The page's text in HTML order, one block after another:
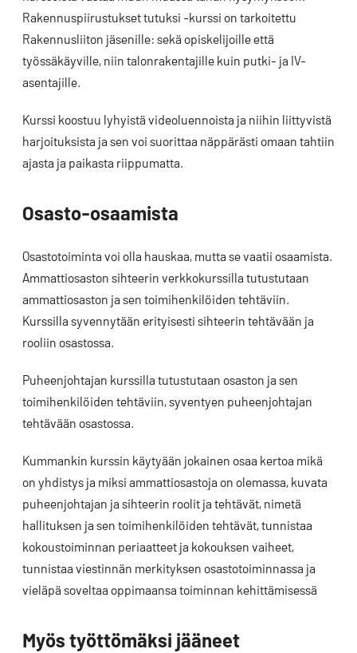
Rakennuspiirustukset tutuksi -kurssi on tarkoitettu
Rakennusliiton jäsenille: sekä opiskelijoille että
työssäkäyville, niin talonrakentajille kuin putki- ja IV-
asentajille.
Kurssi koostuu lyhyistä videoluennoista ja niihin liittyvistä
harjoituksista ja sen voi suorittaa näppärästi omaan tahtiin
ajasta ja paikasta riippumatta.
Osasto-osaamista
Osastotoiminta voi olla hauskaa, mutta se vaatii osaamista.
Ammattiosaston sihteerin verkkokurssilla tutustutaan
ammattiosaston ja sen toimihenkilöiden tehtäviin.
Kurssilla syvennytään erityisesti sihteerin tehtävään ja
rooliin osastossa.
Puheenjohtajan kurssilla tutustutaan osaston ja sen
toimihenkilöiden tehtäviin, syventyen puheenjohtajan
tehtävään osastossa.
Kummankin kurssin käytyään jokainen osaa kertoa mikä
on yhdistys ja miksi ammattiosastoja on olemassa, kuvata
puheenjohtajan ja sihteerin roolit ja tehtävät, nimetä
hallituksen ja sen toimihenkilöiden tehtävät, tunnistaa
kokoustoiminnan periaatteet ja kokouksen vaiheet,
tunnistaa viestinnän merkityksen osastotoiminnassa ja
vieläpä soveltaa oppimaansa toiminnan kehittämisessä
Myös työttömäksi jääneet